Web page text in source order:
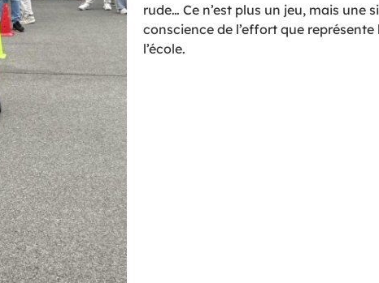
rude… Ce n’est plus un jeu, mais
conscience de l’effort que représente
l’école.